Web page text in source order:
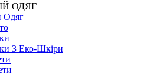
ОДЯГ
Одяг
З Еко-Шкіри